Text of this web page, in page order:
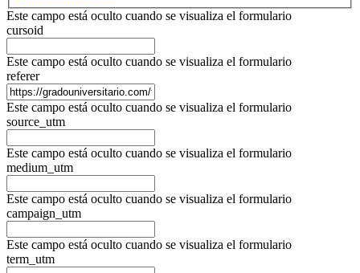
Este campo está oculto cuando se visualiza el formulario
cursoid
Este campo está oculto cuando se visualiza el formulario
referer
Este campo está oculto cuando se visualiza el formulario
source_utm
Este campo está oculto cuando se visualiza el formulario
medium_utm
Este campo está oculto cuando se visualiza el formulario
campaign_utm
Este campo está oculto cuando se visualiza el formulario
term_utm